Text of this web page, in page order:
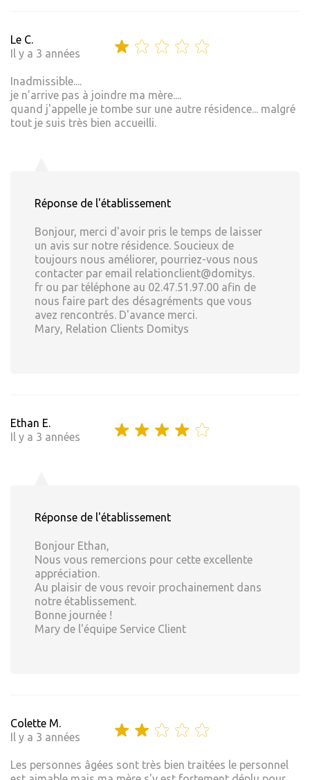
Le C.
Il y a 3 années
Inadmissible....
je n'arrive pas à joindre ma mère....
quand j'appelle je tombe sur une autre résidence... malgré
tout je suis très bien accueilli.
Réponse de l'établissement
Bonjour, merci d'avoir pris le temps de laisser
un avis sur notre résidence. Soucieux de
toujours nous améliorer, pourriez-vous nous
contacter par email relationclient@domitys.
fr ou par téléphone au 02.47.51.97.00 afin de
nous faire part des désagréments que vous
avez rencontrés. D'avance merci.
Mary, Relation Clients Domitys
Ethan E.
Il y a 3 années
Réponse de l'établissement
Bonjour Ethan,
Nous vous remercions pour cette excellente
appréciation.
Au plaisir de vous revoir prochainement dans
notre établissement.
Bonne journée !
Mary de l'équipe Service Client
Colette M.
Il y a 3 années
Les personnes âgées sont très bien traitées le personnel